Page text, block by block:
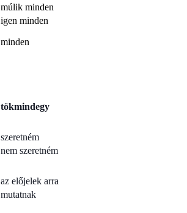
múlik minden
igen minden
minden
tökmindegy
szeretném
nem szeretném
az előjelek arra
mutatnak